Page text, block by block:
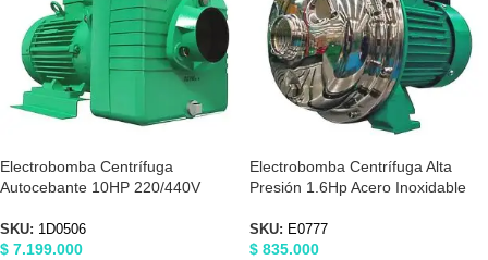
Electrobomba Centrífuga
Autocebante 10HP 220/440V
SKU: 1D0506
$ 7.199.000
Electrobomba Centrífuga Alta
Presión 1.6Hp Acero Inoxidable
SKU: E0777
$ 835.000